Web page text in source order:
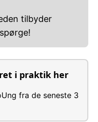
tilbyder
i praktik her
fra de seneste 3